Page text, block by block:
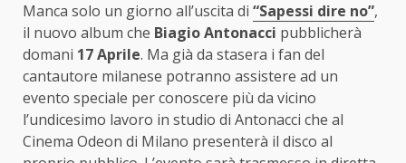
Manca solo un giorno all’uscita di “Sapessi dire no”,
il nuovo album che Biagio Antonacci pubblicherà
domani 17 Aprile. Ma già da stasera i fan del
cantautore milanese potranno assistere ad un
evento speciale per conoscere più da vicino
l’undicesimo lavoro in studio di Antonacci che al
Cinema Odeon di Milano presenterà il disco al